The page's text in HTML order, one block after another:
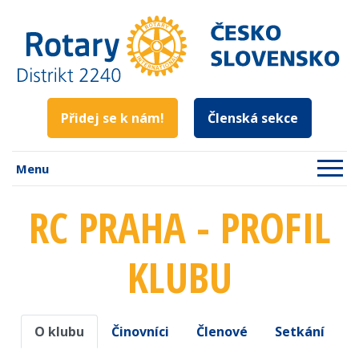
Přidej se k nám! Členská sekce
Menu
RC PRAHA - PROFIL
KLUBU
O klubu Činovníci Členové
Setkání